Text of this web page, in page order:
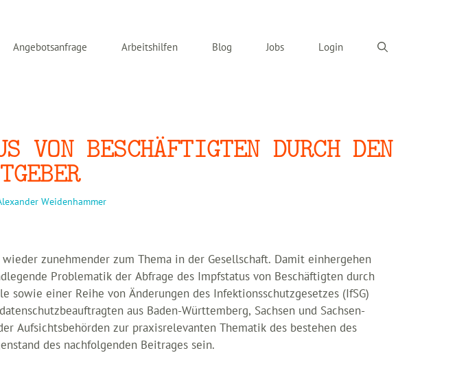
Angebotsanfrage Arbeitshilfen Blog Jobs Login
VON BESCHÄFTIGTEN DURCH DEN
Weidenhammer
zunehmender zum Thema in der Gesellschaft. Damit einhergehen
Problematik der Abfrage des Impfstatus von Beschäftigten durch
sowie einer Reihe von Änderungen des Infektionsschutzgesetzes (IfSG)
aus Baden-Württemberg, Sachsen und Sachsen-
Aufsichtsbehörden zur praxisrelevanten Thematik des bestehen des
des nachfolgenden Beitrages sein.